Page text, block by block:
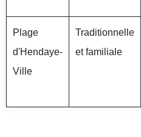
Plage
d'Hendaye-
Ville
Traditionnelle
et familiale